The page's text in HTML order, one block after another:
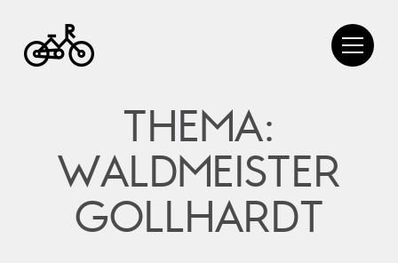
THEMA:
WALDMEISTER
GOLLHARDT